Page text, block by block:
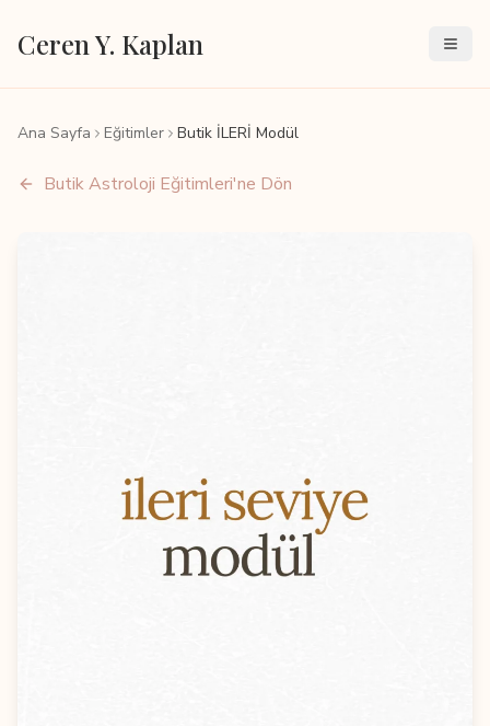
Ceren Y. Kaplan
Ana Sayfa Eğitimler Butik İLERİ Modül
Butik Astroloji Eğitimleri'ne Dön